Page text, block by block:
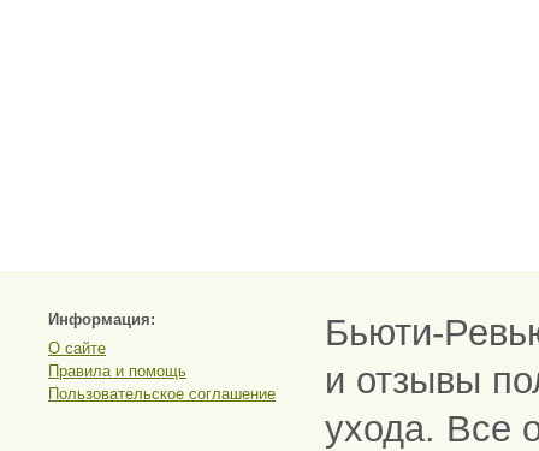
Информация:
О сайте
Правила и помощь
Пользовательское соглашение
Бьюти-
и отзывы
ухода. Все